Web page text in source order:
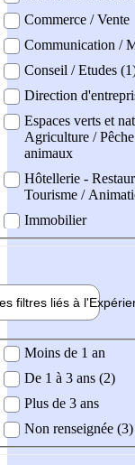
Commerce / Vente
Communication /
Conseil / Etudes
Direction
Espaces verts et
Agriculture /
animaux
Hôtellerie -
Tourisme /
Immobilier
filtres liés à l'
demandée
Moins de 1 an
De 1 à 3 ans (2)
Plus de 3 ans
Non renseignée (3)